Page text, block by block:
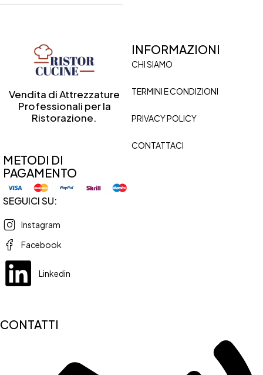
Vendita di Attrezzature
Professionali per la
Ristorazione.
INFORMAZIONI
CHI SIAMO
TERMINI E CONDIZIONI
PRIVACY POLICY
CONTATTACI
METODI DI
PAGAMENTO
SEGUICI SU:
Instagram
Facebook
Linkedin
CONTATTI